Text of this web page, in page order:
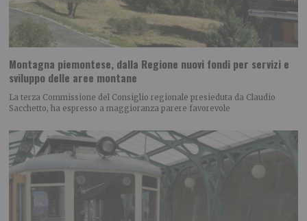
Montagna piemontese, dalla Regione nuovi fondi per servizi e
sviluppo delle aree montane
La terza Commissione del Consiglio regionale presieduta da Claudio
Sacchetto, ha espresso a maggioranza parere favorevole